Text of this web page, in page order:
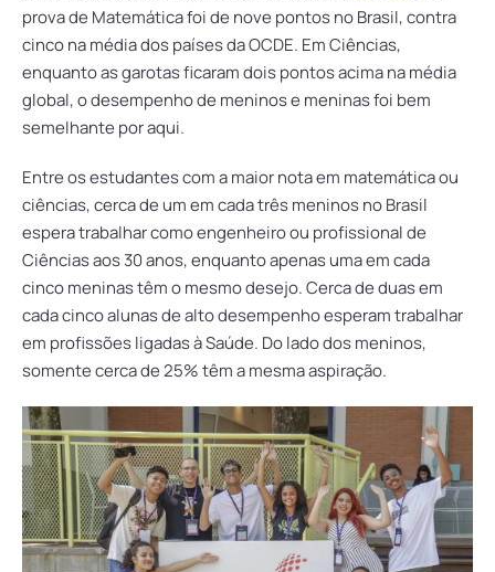
prova de Matemática foi de nove pontos no Brasil, contra
cinco na média dos países da OCDE. Em Ciências,
enquanto as garotas ficaram dois pontos acima na média
global, o desempenho de meninos e meninas foi bem
semelhante por aqui.
Entre os estudantes com a maior nota em matemática ou
ciências, cerca de um em cada três meninos no Brasil
espera trabalhar como engenheiro ou profissional de
Ciências aos 30 anos, enquanto apenas uma em cada
cinco meninas têm o mesmo desejo. Cerca de duas em
cada cinco alunas de alto desempenho esperam trabalhar
em profissões ligadas à Saúde. Do lado dos meninos,
somente cerca de 25% têm a mesma aspiração.